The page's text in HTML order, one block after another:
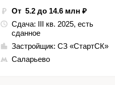
От 5.2 до 14.6 млн ₽
Сдача: III кв. 2025, есть
сданное
Застройщик: СЗ «СтартСК»
Саларьево